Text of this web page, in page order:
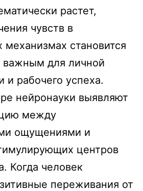
растет,
чувств в
становится
важным для личной
и рабочего успеха.
нейронауки выявляют
между
ощущениями и
центров
Когда человек
переживания от